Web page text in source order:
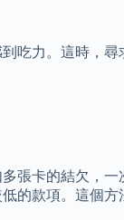
吃力。這時，
張卡的結欠，
的款項。這個